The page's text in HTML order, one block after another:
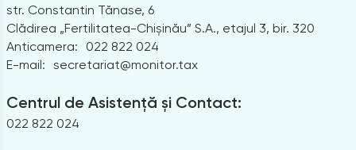
str. Constantin Tănase, 6
Clădirea „Fertilitatea-Chișinău” S.A., etajul 3, bir. 320
Anticamera:
022 822 024
E-mail: secretariat@monitor.tax
Centrul de Asistență și Contact:
022 822 024